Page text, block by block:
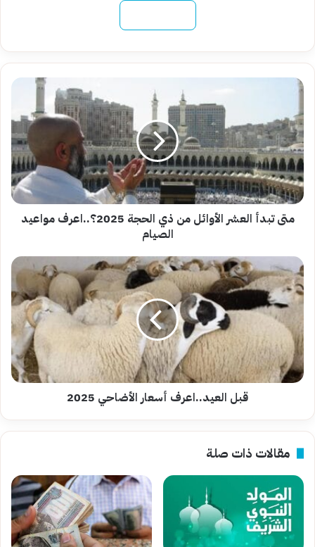
متى
العشر
الأوائل
من
ذي
الحجة
2025؟..اعرف
مواعيد
الصيام
متى تبدأ العشر الأوائل من ذي الحجة 2025؟..اعرف مواعيد
الصيام
قبل
العيد..اعرف
أسعار
الأضاحي
2025
قبل العيد..اعرف أسعار الأضاحي 2025
مقالات ذات صلة